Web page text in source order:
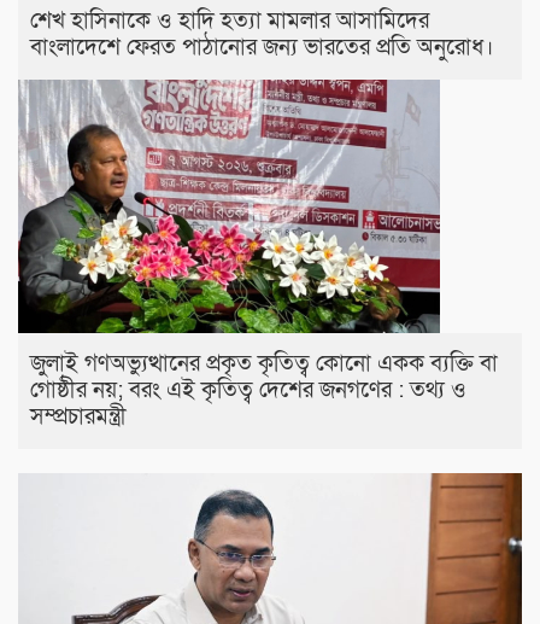
শেখ হাসিনাকে ও হাদি হত্যা মামলার আসামিদের
বাংলাদেশে ফেরত পাঠানোর জন্য ভারতের প্রতি অনুরোধ।
জুলাই গণঅভ্যুত্থানের প্রকৃত কৃতিত্ব কোনো একক ব্যক্তি বা
গোষ্ঠীর নয়; বরং এই কৃতিত্ব দেশের জনগণের : তথ্য ও
সম্প্রচারমন্ত্রী